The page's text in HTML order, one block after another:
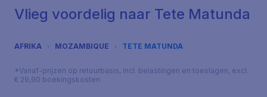
Vlieg voordelig naar Tete Matunda
AFRIKA MOZAMBIQUE TETE MATUNDA
*Vanaf-prijzen op retourbasis, incl. belastingen en toeslagen, excl.
€ 29,90 boekingskosten.